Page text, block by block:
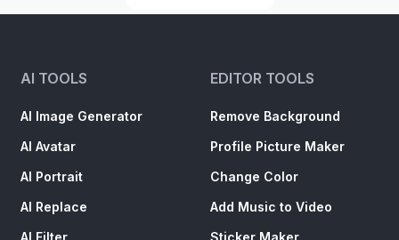
AI TOOLS
AI Image Generator
AI Avatar
AI Portrait
AI Replace
AI Filter
EDITOR TOOLS
Remove Background
Profile Picture Maker
Change Color
Add Music to Video
Sticker Maker